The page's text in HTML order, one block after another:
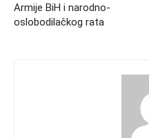
Armije BiH i narodno-
oslobodilačkog rata